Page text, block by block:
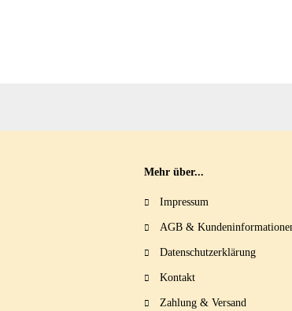
Mehr über...
Impressum
AGB &
Datenschutzerklärung
Kontakt
Zahlung & Versand